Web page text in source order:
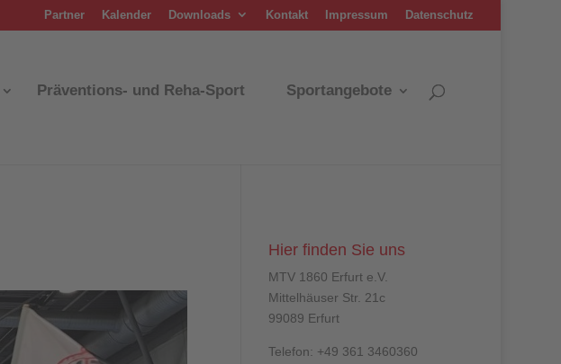
Partner Kalender Downloads Kontakt Impressum Datenschutz
Präventions- und Reha-Sport Sportangebote
Hier finden Sie uns
MTV 1860 Erfurt e.V.
Mittelhäuser Str. 21c
99089 Erfurt
Telefon: +49 361 3460360